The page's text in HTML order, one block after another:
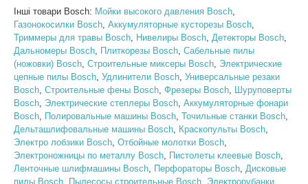
Інші товари Bosch: Мойки высокого давления Bosch,
Газонокосилки Bosch, Аккумуляторные кусторезы Bosch,
Триммеры для травы Bosch, Нивелиры Bosch, Детекторы Bosch,
Дальномеры Bosch, Плиткорезы Bosch, Сабельные пилы
(ножовки) Bosch, Строительные миксеры Bosch, Электрические
цепные пилы Bosch, Удлинители Bosch, Универсальные резаки
Bosch, Строительные фены Bosch, Фрезеры Bosch, Шуруповерты
Bosch, Электрические степлеры Bosch, Аккумуляторные фонари
Bosch, Полировальные машины Bosch, Точильные станки Bosch,
Дельташлифовальные машины Bosch, Краскопульты Bosch,
Электро лобзики Bosch, Отбойные молотки Bosch,
Электроножницы по металлу Bosch, Пистолеты клеевые Bosch,
Ленточные шлифмашины Bosch, Перфораторы Bosch, Дисковые
пилы Bosch
Пылесосы строительные Bosch Электрорубанки